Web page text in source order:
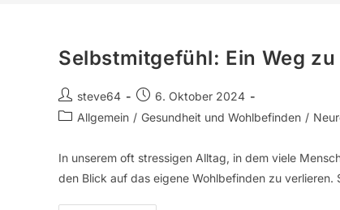
Selbstmitgefühl: Ein Weg
steve64
6. Oktober 2024
Allgemein / Gesundheit und Wohlbefinden /
In unserem oft stressigen Alltag, in dem viele
den Blick auf das eigene Wohlbefinden zu